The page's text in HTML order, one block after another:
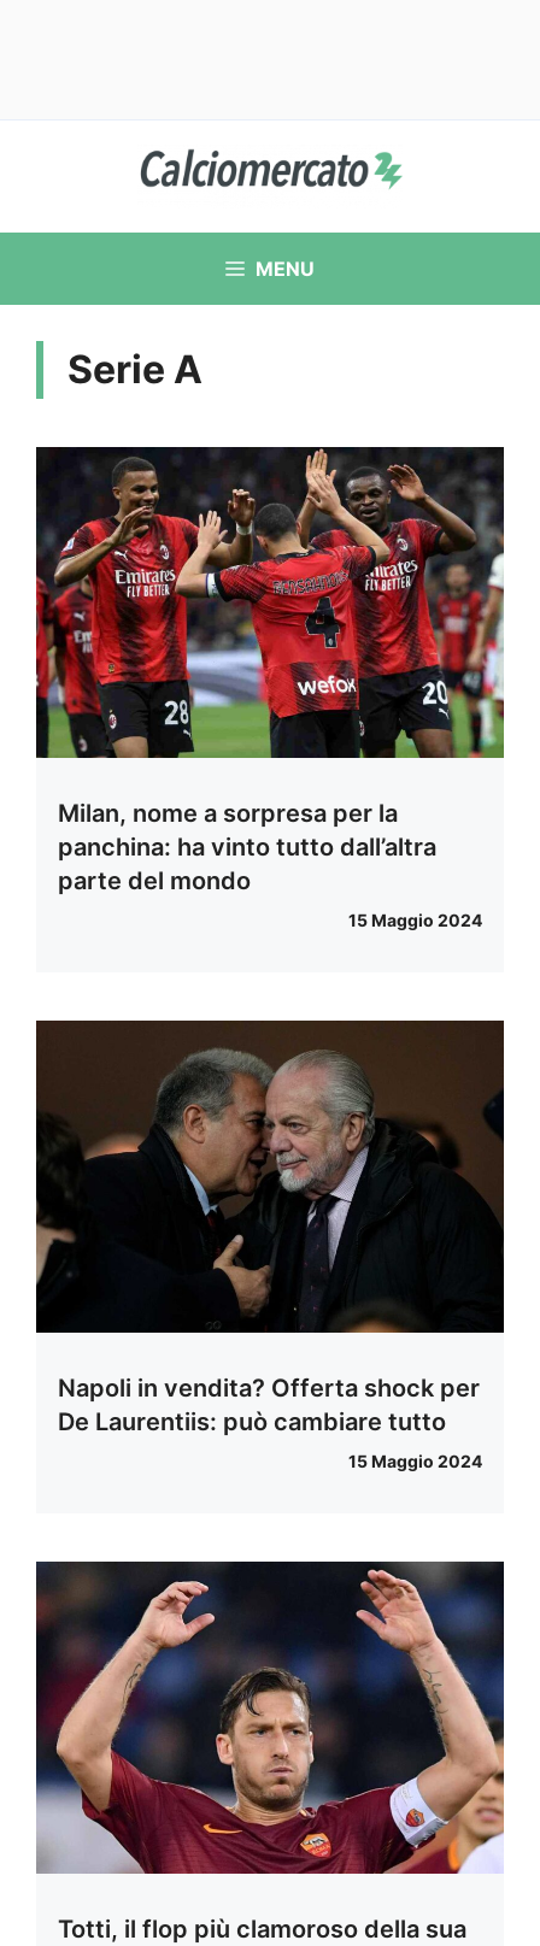
contenuto
MENU
Serie A
Milan, nome a sorpresa per la
panchina: ha vinto tutto dall’altra
parte del mondo
15 Maggio 2024
Napoli in vendita? Offerta shock per
De Laurentiis: può cambiare tutto
15 Maggio 2024
Totti, il flop più clamoroso della sua